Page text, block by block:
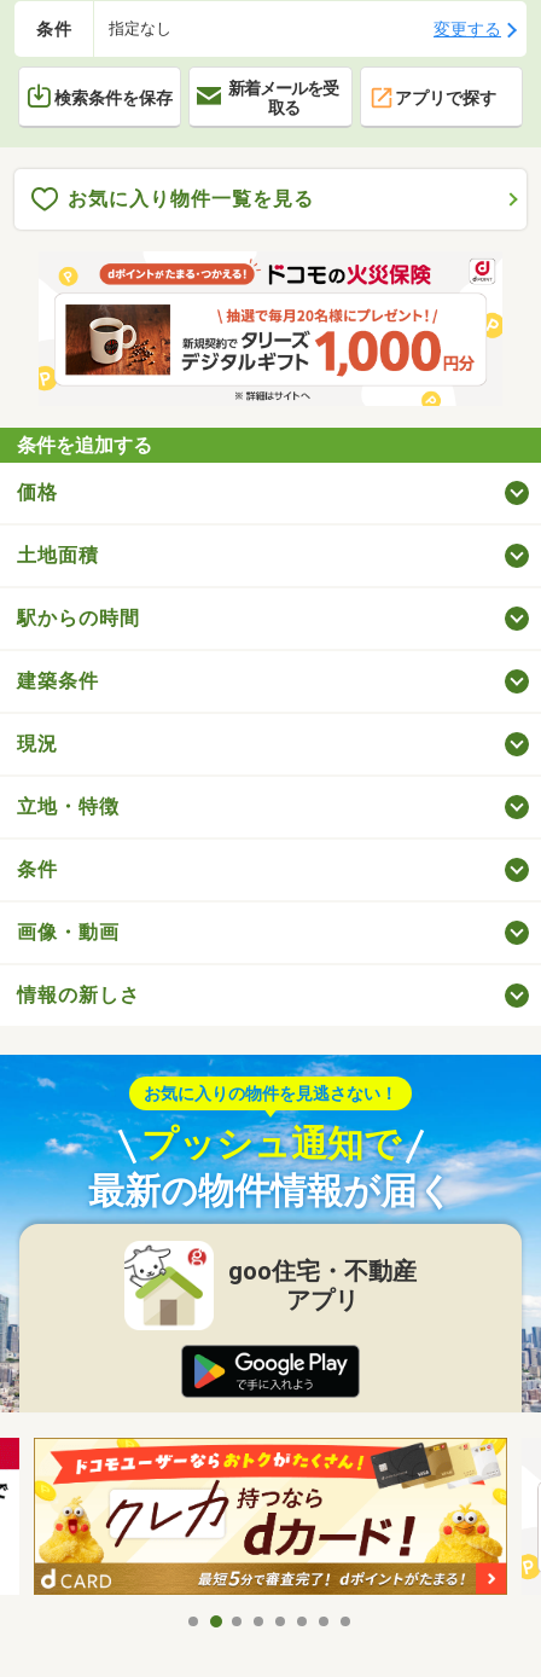
条件 指定なし 変更する
検索条件を保存
新着メールを受
取る
アプリで探す
お気に入り物件一覧を見る
条件を追加する
価格
土地面積
駅からの時間
建築条件
現況
立地・特徴
条件
画像・動画
情報の新しさ
お気に入りの物件を見逃さない！
プッシュ通知で
最新の物件情報が届く
goo住宅・不動産
アプリ